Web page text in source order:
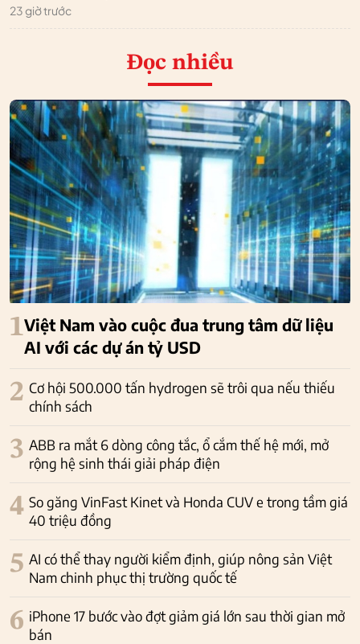
23 giờ trước
Đọc nhiều
1Việt Nam vào cuộc đua trung tâm dữ liệu
AI với các dự án tỷ USD
2 Cơ hội 500.000 tấn hydrogen sẽ trôi qua nếu thiếu
chính sách
3 ABB ra mắt 6 dòng công tắc, ổ cắm thế hệ mới, mở
rộng hệ sinh thái giải pháp điện
4 So găng VinFast Kinet và Honda CUV e trong tầm giá
40 triệu đồng
5 AI có thể thay người kiểm định, giúp nông sản Việt
Nam chinh phục thị trường quốc tế
6 iPhone 17 bước vào đợt giảm giá lớn sau thời gian mở
bán